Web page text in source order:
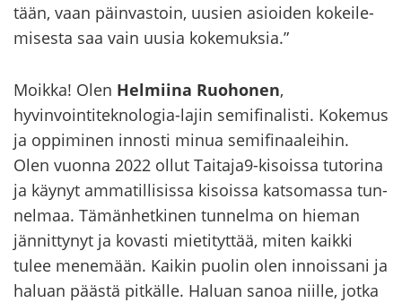
tään, vaan päin­vas­toin, uusien asioi­den ko­kei­le­
mi­ses­ta saa vain uusia ko­ke­muk­sia.”
Moik­ka! Olen Hel­mii­na Ruo­ho­nen,
hyvinvointiteknologia-​lajin se­mi­fi­na­lis­ti. Ko­ke­mus
ja op­pi­mi­nen in­nos­ti minua se­mi­fi­naa­lei­hin.
Olen vuon­na 2022 ollut Tai­ta­ja9-​kisoissa tu­to­ri­na
ja käy­nyt am­ma­til­li­sis­sa ki­sois­sa kat­so­mas­sa tun­
nel­maa. Tä­män­het­ki­nen tun­nel­ma on hie­man
jän­nit­ty­nyt ja ko­vas­ti mie­ti­tyt­tää, miten kaik­ki
tulee me­ne­mään. Kai­kin puo­lin olen in­nois­sa­ni ja
ha­luan pääs­tä pit­käl­le. Ha­luan sanoa niil­le, jotka